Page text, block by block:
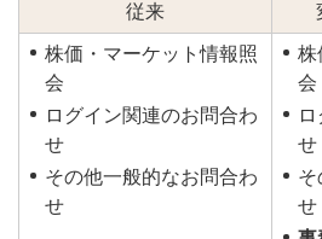
従来
株価・マーケット情報照
会
ログイン関連のお問合わ
せ
その他一般的なお問合わ
せ
株
会
せ
そ
せ